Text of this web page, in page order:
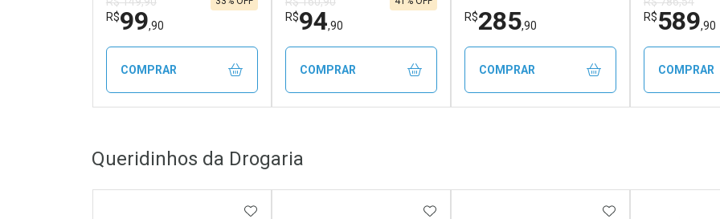
ml
R$99,90
COMPRAR
Laboratório
Por Menos
R$94,90
COMPRAR
Laboratório
Por Menos
R$285,90
COMPRAR
R$589,90
COMPRAR
Queridinhos da Drogaria
ADICIONAR AOS FAVORITOSADICIONAR AOS FAVORITOSADICIONAR AOS